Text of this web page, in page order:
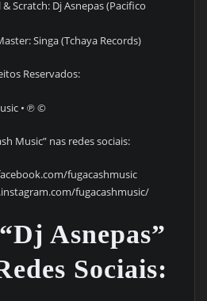
Scratch: Dj Asnepas (Pacifico
Singa (Tchaya Records)
Reservados:
• ℗ ©️
Music” nas redes sociais:
fugacashmusic
fugacashmusic/
Asnepas”
Sociais: